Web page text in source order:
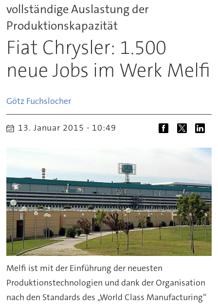
vollständige Auslastung der
Produktionskapazität
Fiat Chrysler: 1.500
neue Jobs im Werk Melfi
Götz Fuchslocher
13. Januar 2015 - 10:49
Melfi ist mit der Einführung der neuesten
Produktionstechnologien und dank der Organisation
nach den Standards des „World Class Manufacturing“